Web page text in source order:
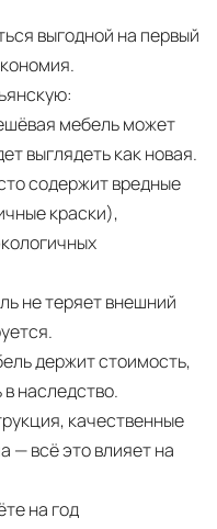
выгодной на первый
мебель может
выглядеть как новая.
содержит вредные
краски),
не теряет внешний
держит стоимость,
наследство.
качественные
— всё это влияет на
на год